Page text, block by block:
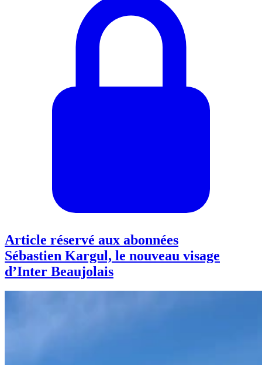
Article réservé aux abonnées
Sébastien Kargul, le nouveau visage
d’Inter Beaujolais